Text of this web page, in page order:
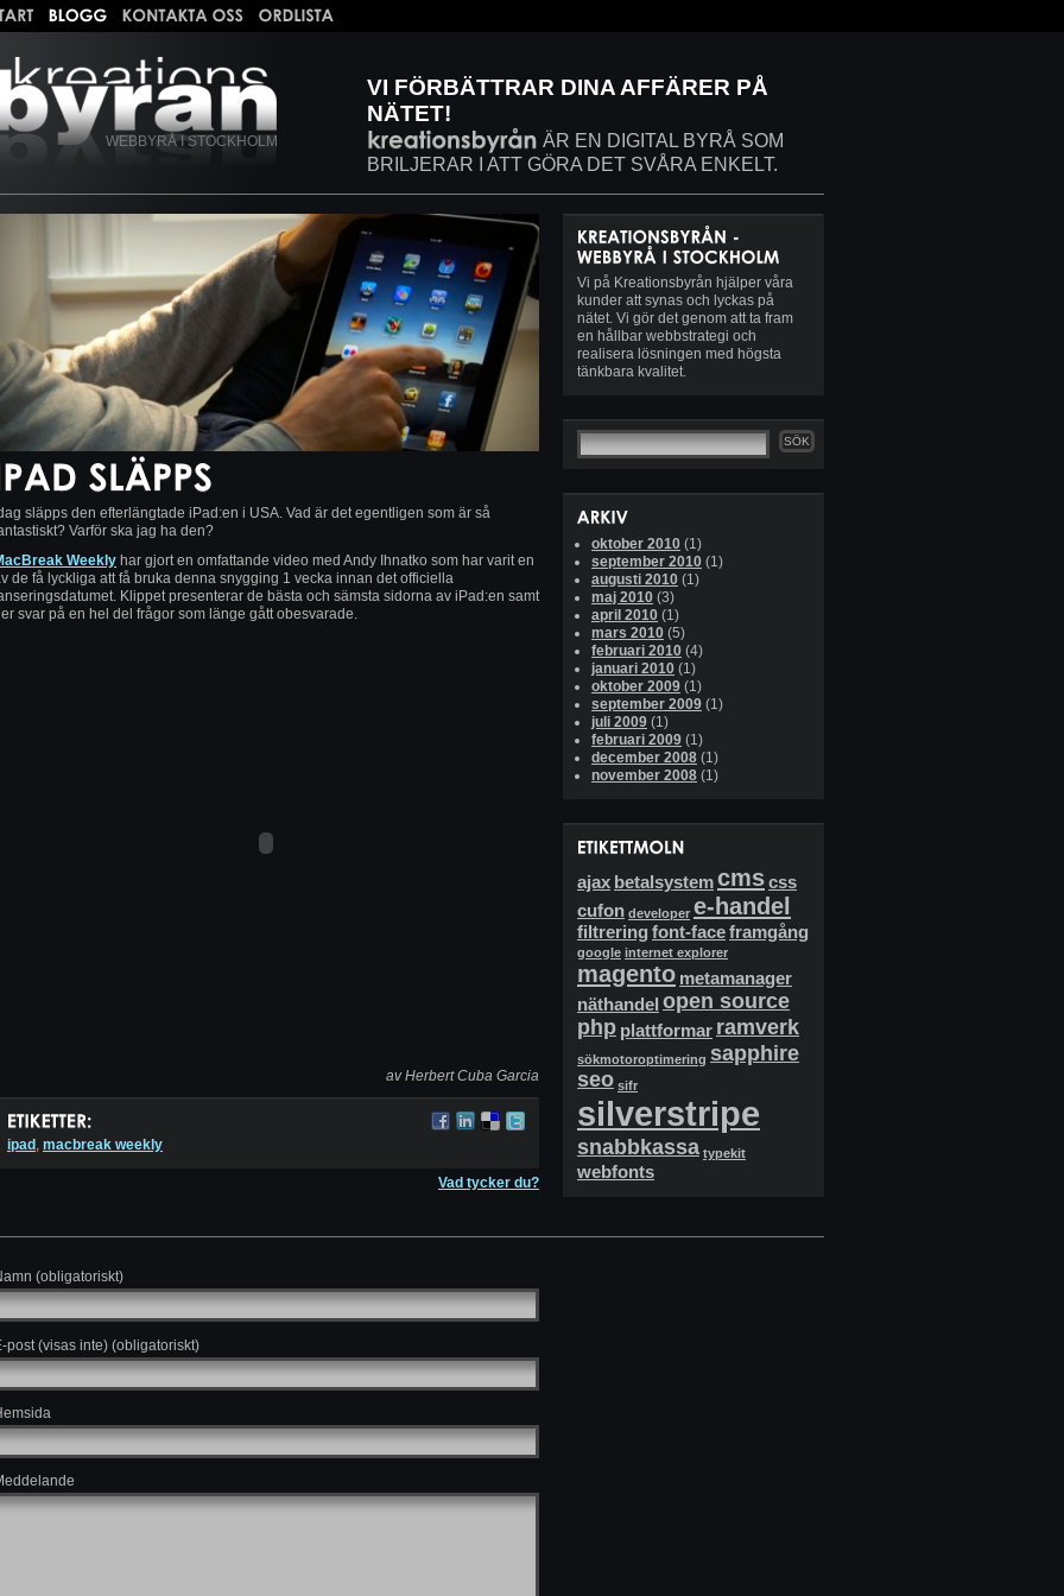
WEBBYRÅ I STOCKHOLM
VI FÖRBÄTTRAR DINA AFFÄRER PÅ
NÄTET!
ÄR EN DIGITAL BYRÅ SOM
BRILJERAR I ATT GÖRA DET SVÅRA ENKELT.
släpps den efterlängtade iPad:en i USA. Vad är det egentligen som är så
Varför ska jag ha den?
Weekly har gjort en omfattande video med Andy Ihnatko som har varit en
de få lyckliga att få bruka denna snygging 1 vecka innan det officiella
Klippet presenterar de bästa och sämsta sidorna av iPad:en samt
svar på en hel del frågor som länge gått obesvarade.
av Herbert Cuba Garcia
ipad , macbreak weekly
Vad tycker du?
Vi på Kreationsbyrån hjälper våra
kunder att synas och lyckas på
nätet. Vi gör det genom att ta fram
en hållbar webbstrategi och
realisera lösningen med högsta
tänkbara kvalitet.
oktober 2010 (1)
september 2010 (1)
augusti 2010 (1)
maj 2010 (3)
april 2010 (1)
mars 2010 (5)
februari 2010 (4)
januari 2010 (1)
oktober 2009 (1)
september 2009 (1)
juli 2009 (1)
februari 2009 (1)
december 2008 (1)
november 2008 (1)
ajax betalsystemcmscss
cufon developer e-handel
filtrering font-faceframgång
google internet explorer
magento metamanager
näthandel open source
php plattformar ramverk
sökmotoroptimering sapphire
seo sifr
silverstripe
snabbkassa typekit
webfonts
(obligatoriskt)
post (visas inte) (obligatoriskt)